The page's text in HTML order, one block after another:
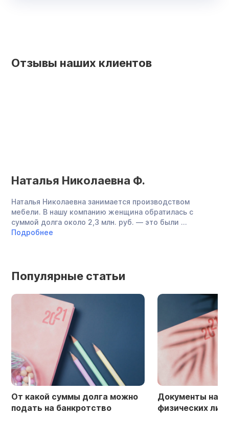
Отзывы наших клиентов
Наталья Николаевна Ф.
Наталья Николаевна занимается производством
мебели. В нашу компанию женщина обратилась с
суммой долга около 2,3 млн. руб. — это были ...
Подробнее
Популярные статьи
Документы на банкротство
физических лиц в 2026 году
Списание
банкротство